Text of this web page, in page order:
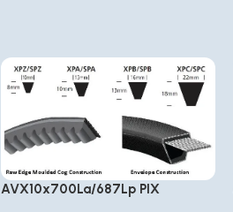
AVX10x700La/687Lp PIX